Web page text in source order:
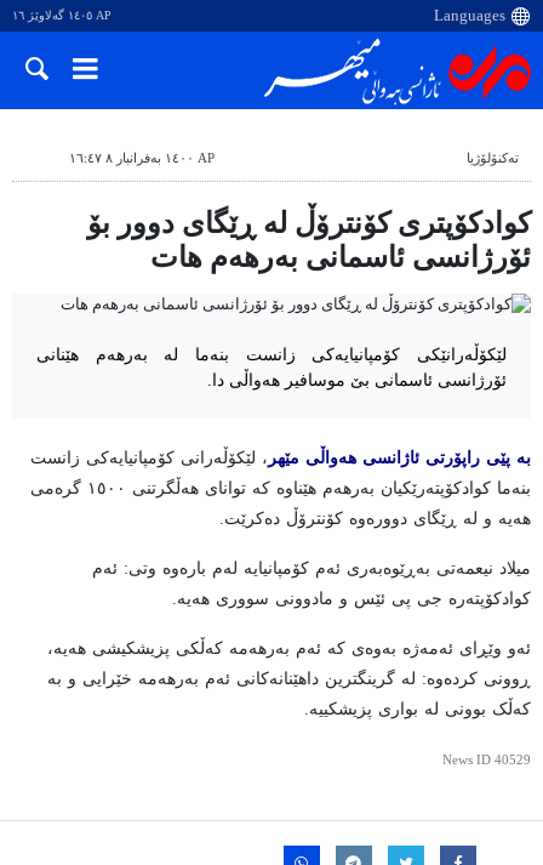
AP ١٤٠٥ گەلاوێژ ١٦
ته‌کنۆلۆژیا AP ١٤٠٠ بەفرانبار ٨ ١٦:٤٧
کوادکۆپتری کۆنترۆڵ لە ڕێگای دوور بۆ
ئۆرژانسی ئاسمانی بەرهەم هات
لێکۆڵەرانێکی کۆمپانیایەکی زانست بنەما لە بەرهەم هێنانی
ئۆرژانسی ئاسمانی بێ موسافیر هەواڵی دا.
بە پێی راپۆرتی ئاژانسی هەواڵی مێهر ، لێکۆڵەرانی کۆمپانیایەکی زانست
بنەما کوادکۆپتەرێکیان بەرهەم هێناوە کە توانای هەڵگرتنی ١٥٠٠ گرەمی
هەیە و لە ڕێگای دوورەوە کۆنترۆڵ دەکرێت.
میلاد نیعمەتی بەڕێوەبەری ئەم کۆمپانیایە لەم بارەوە وتی: ئەم
کوادکۆپتەرە جی پی ئێس و مادوونی سووری هەیە.
ئەو وێڕای ئەمەژە بەوەی کە ئەم بەرهەمە کەڵکی پزیشکیشی هەیە،
ڕوونی کردەوە: لە گرینگترین داهێنانەکانی ئەم بەرهەمە خێرایی و بە
کەڵک بوونی لە بواری پزیشکییە.
News ID 40529